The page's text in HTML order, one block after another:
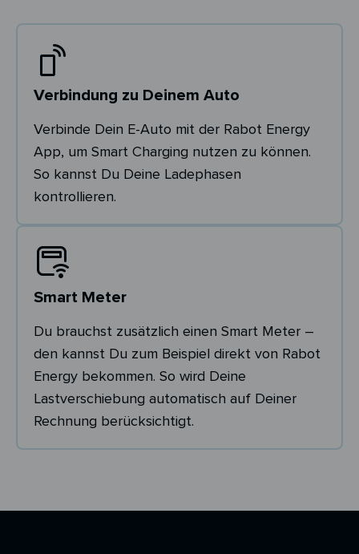
Verbindung zu Deinem Auto
Verbinde Dein E-Auto mit der Rabot Energy
App, um Smart Charging nutzen zu können.
So kannst Du Deine Ladephasen
kontrollieren.
Smart Meter
Du brauchst zusätzlich einen Smart Meter –
den kannst Du zum Beispiel direkt von Rabot
Energy bekommen. So wird Deine
Lastverschiebung automatisch auf Deiner
Rechnung berücksichtigt.